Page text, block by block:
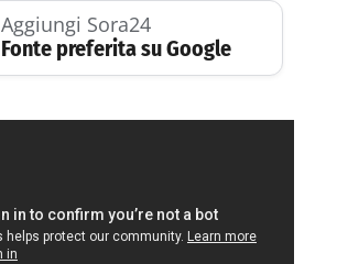
Aggiungi Sora24
Fonte preferita su Google